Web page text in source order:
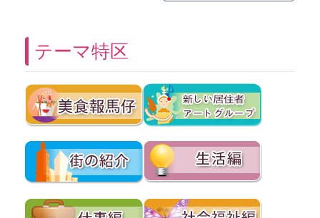
テーマ特区